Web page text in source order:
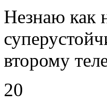
Незнаю как
второму
20